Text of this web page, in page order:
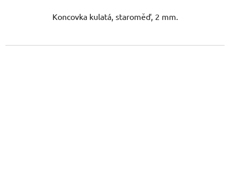
Koncovka kulatá, staroměď, 2 mm.